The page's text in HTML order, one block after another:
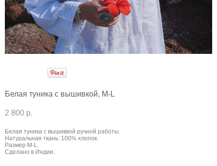
Белая туника с вышивкой, M-L
2 800 p.
Белая туника с вышивкой ручной работы.
Натуральная ткань: 100% хлопок.
Размер М-L.
​Сделано в Индии.